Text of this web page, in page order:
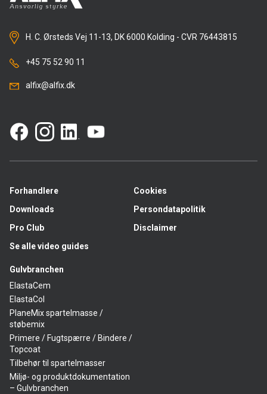
H. C. Ørsteds Vej 11-13, DK 6000 Kolding - CVR 76443815
+45 75 52 90 11
alfix@alfix.dk
Forhandlere
Downloads
Pro Club
Se alle video guides
Gulvbranchen
ElastaCem
ElastaCol
PlaneMix spartelmasse /
støbemix
Primere / Fugtspærre / Bindere /
Topcoat
Tilbehør til spartelmasser
Miljø- og produktdokumentation
– Gulvbranchen
Cookies
Persondatapolitik
Disclaimer